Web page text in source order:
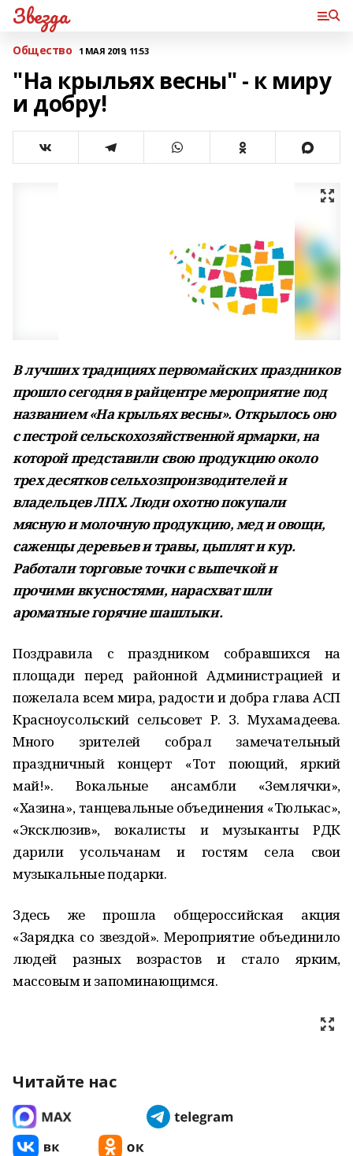
Звезда
Общество 1 МАЯ 2019, 11:53
"На крыльях весны" - к миру
и добру!
В лучших традициях первомайских праздников
прошло сегодня в райцентре мероприятие под
названием «На крыльях весны». Открылось оно
с пестрой сельскохозяйственной ярмарки, на
которой представили свою продукцию около
трех десятков сельхозпроизводителей и
владельцев ЛПХ. Люди охотно покупали
мясную и молочную продукцию, мед и овощи,
саженцы деревьев и травы, цыплят и кур.
Работали торговые точки с выпечкой и
прочими вкусностями, нарасхват шли
ароматные горячие шашлыки.
Поздравила с праздником собравшихся на
площади перед районной Администрацией и
пожелала всем мира, радости и добра глава АСП
Красноусольский сельсовет Р. З. Мухамадеева.
Много зрителей собрал замечательный
праздничный концерт «Тот поющий, яркий
май!». Вокальные ансамбли «Землячки»,
«Хазина», танцевальные объединения «Тюлькас»,
«Эксклюзив», вокалисты и музыканты РДК
дарили усольчанам и гостям села свои
музыкальные подарки.
Здесь же прошла общероссийская акция
«Зарядка со звездой». Мероприятие объединило
людей разных возрастов и стало ярким,
массовым и запоминающимся.
Читайте нас